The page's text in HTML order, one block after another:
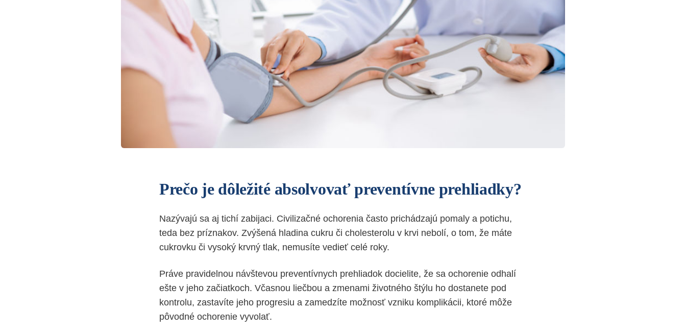
Prečo je dôležité absolvovať preventívne prehliadky?
Nazývajú sa aj tichí zabijaci. Civilizačné ochorenia často prichádzajú pomaly a potichu,
teda bez príznakov. Zvýšená hladina cukru či cholesterolu v krvi nebolí, o tom, že máte
cukrovku či vysoký krvný tlak, nemusíte vedieť celé roky.
Práve pravidelnou návštevou preventívnych prehliadok docielite, že sa ochorenie odhalí
ešte v jeho začiatkoch. Včasnou liečbou a zmenami životného štýlu ho dostanete pod
kontrolu, zastavíte jeho progresiu a zamedzíte možnosť vzniku komplikácii, ktoré môže
pôvodné ochorenie vyvolať.